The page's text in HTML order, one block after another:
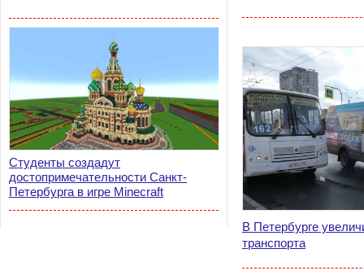
Студенты создадут
достопримечательности Санкт-
Петербурга в игре Minecraft
В Петербурге
транспорта